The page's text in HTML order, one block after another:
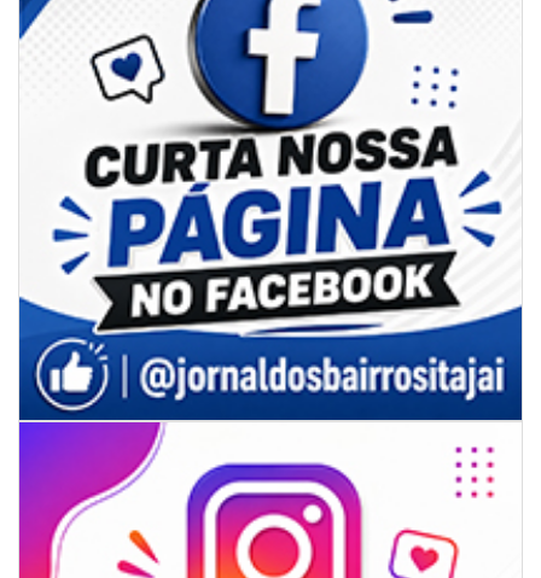
06/08/2026 | 07:00
Secretaria de Cultura retoma oficinas culturais com diversas
modalidades para a comunidade
BALNEÁRIO CAMBORIÚ